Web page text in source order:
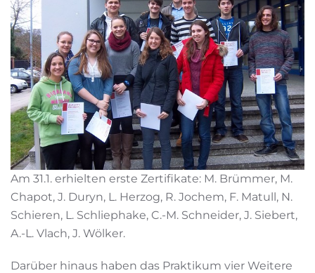
Am 31.1. erhielten erste Zertifikate: M. Brümmer, M.
Chapot, J. Duryn, L. Herzog, R. Jochem, F. Matull, N.
Schieren, L. Schliephake, C.-M. Schneider, J. Siebert,
A.-L. Vlach, J. Wölker.
Darüber hinaus haben das Praktikum vier Weitere